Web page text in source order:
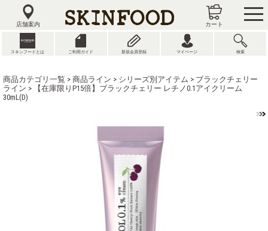
店舗案内 カート
スキンフードとは ご利用ガイド 新規会員登録 マイページ 検索
商品カテゴリ一覧 > 商品ライン > シリーズ別アイテム > ブラックチェリー
ライン > 【在庫限りP15倍】ブラックチェリー レチノ0.1アイクリーム
30mL(D)